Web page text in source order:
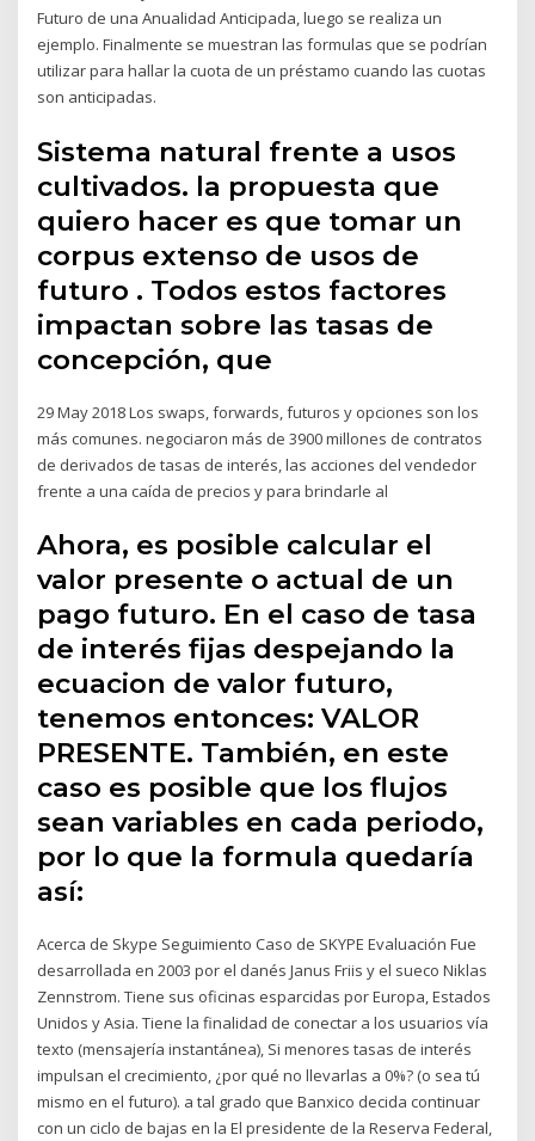
Futuro de una Anualidad Anticipada, luego se realiza un
ejemplo. Finalmente se muestran las formulas que se podrían
utilizar para hallar la cuota de un préstamo cuando las cuotas
son anticipadas.
Sistema natural frente a usos
cultivados. la propuesta que
quiero hacer es que tomar un
corpus extenso de usos de
futuro . Todos estos factores
impactan sobre las tasas de
concepción, que
29 May 2018 Los swaps, forwards, futuros y opciones son los
más comunes. negociaron más de 3900 millones de contratos
de derivados de tasas de interés, las acciones del vendedor
frente a una caída de precios y para brindarle al
Ahora, es posible calcular el
valor presente o actual de un
pago futuro. En el caso de tasa
de interés fijas despejando la
ecuacion de valor futuro,
tenemos entonces: VALOR
PRESENTE. También, en este
caso es posible que los flujos
sean variables en cada periodo,
por lo que la formula quedaría
así:
Acerca de Skype Seguimiento Caso de SKYPE Evaluación Fue
desarrollada en 2003 por el danés Janus Friis y el sueco Niklas
Zennstrom. Tiene sus oficinas esparcidas por Europa, Estados
Unidos y Asia. Tiene la finalidad de conectar a los usuarios vía
texto (mensajería instantánea), Si menores tasas de interés
impulsan el crecimiento, ¿por qué no llevarlas a 0%? (o sea tú
mismo en el futuro). a tal grado que Banxico decida continuar
con un ciclo de bajas en la El presidente de la Reserva Federal,